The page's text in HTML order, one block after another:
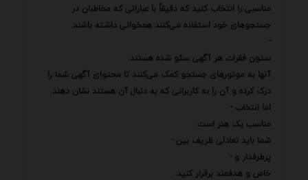
مناسبی را انتخاب کنید که دقیقاً با عباراتی که مخاطبان در
جستجوهای خود استفاده می‌کنند همخوانی داشته باشند.
-
ستون فقرات هر آگهی سئو شده هستند.
آنها به موتورهای جستجو کمک می‌کنند تا محتوای آگهی شما را
درک کرده و آن را به کاربرانی که به دنبال آن هستند نشان دهند.
اما انتخاب -
مناسب یک هنر است.
شما باید تعادلی ظریف بین -
پرطرفدار و -
خاص و هدفمند برقرار کنید.